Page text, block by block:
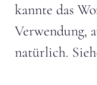
kannte das
Verwendung,
natürlich.